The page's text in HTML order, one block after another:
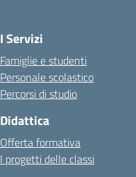
I Servizi
Famiglie e studenti
Personale scolastico
Percorsi di studio
Didattica
Offerta formativa
I progetti delle classi